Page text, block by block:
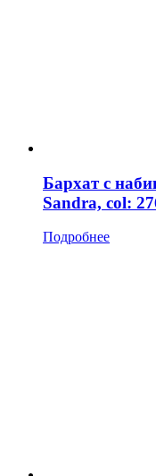
Бархат с
Sandra, col:
Подробнее